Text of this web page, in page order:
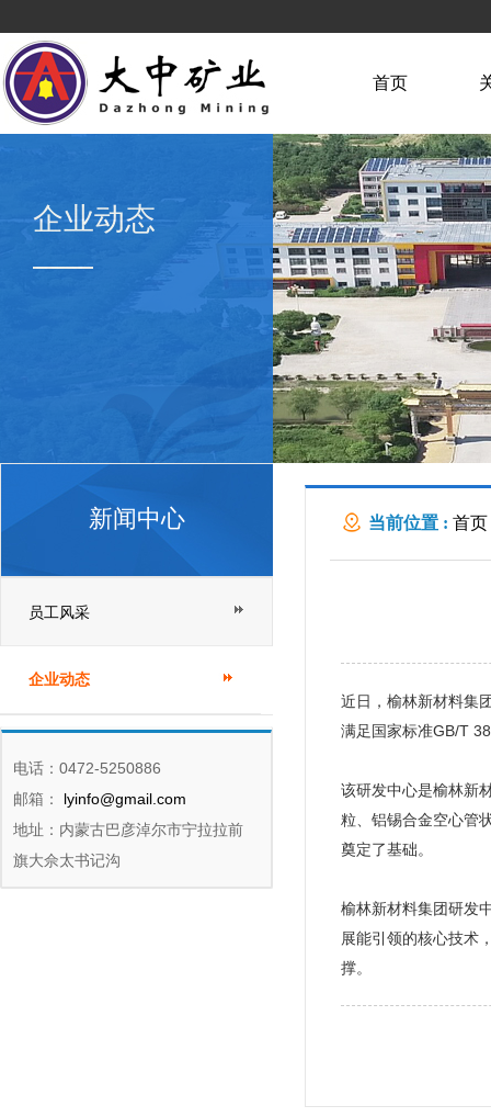
首页
企业动态
新闻中心
员工风采
企业动态
电话：0472-5250886
邮箱：
lyinfo@gmail.com
地址：内蒙古巴彦淖尔市宁拉拉前
旗大佘太书记沟
当前位置 : 首页
近日，榆林新材料集
满足国家标准GB/T
该研发中心是榆林新
粒、铝锡合金空心管
奠定了基础。
榆林新材料集团研发
展能引领的核心技术
撑。